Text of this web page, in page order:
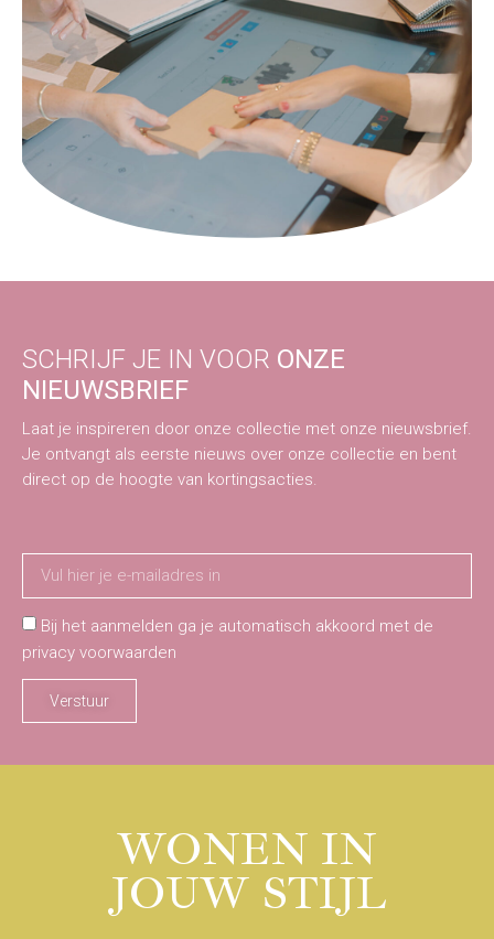
SCHRIJF JE IN VOOR ONZE
NIEUWSBRIEF
Laat je inspireren door onze collectie met onze nieuwsbrief.
Je ontvangt als eerste nieuws over onze collectie en bent
direct op de hoogte van kortingsacties.
Bij het aanmelden ga je automatisch akkoord met de
privacy voorwaarden
Verstuur
WONEN IN
JOUW STIJL